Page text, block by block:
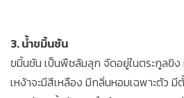
3. น้ำขมิ้นชัน
ขมิ้นชัน เป็นพืชล้มลุก จัดอยู่ในตระกูลขิง
เหง้าจะมีสีเหลือง มีกลิ่นหอมเฉพาะตัว